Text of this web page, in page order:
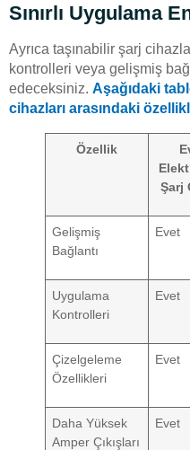
Sınırlı Uygulama
Ayrıca taşınabilir şarj
kontrolleri veya gelişmiş
edeceksiniz. Aşağıdaki
cihazları arasındaki
Özellik
Şarj
Gelişmiş
Bağlantı
Evet
Uygulama
Kontrolleri
Evet
Çizelgeleme
Özellikleri
Evet
Daha Yüksek
Amper Çıkışları
Evet